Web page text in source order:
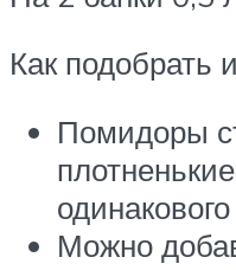
Как подобрать
Помидоры
Можно